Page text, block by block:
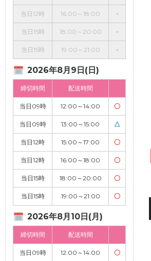
当日12時 16:00～18:00 ×
当日15時 18:00～20:00 ×
当日15時 19:00～21:00 ×
2026年8月9日(日)
締切時間 配送時間
当日09時 12:00～14:00 〇
当日09時 13:00～15:00 △
当日12時 15:00～17:00 〇
当日12時 16:00～18:00 〇
当日15時 18:00～20:00 〇
当日15時 19:00～21:00 〇
2026年8月10日(月)
締切時間 配送時間
当日09時 12:00～14:00 〇